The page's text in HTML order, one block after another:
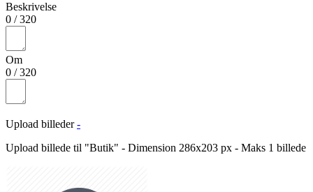
Beskrivelse
0 /320
Om
0 /320
Upload billeder -
Upload billede til "Butik" - Dimension 286x203 px - Maks 1 billede